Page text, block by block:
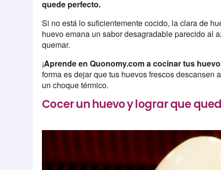
quede perfecto.
Si no está lo suficientemente cocido, la clara de
huevo emana un sabor desagradable parecido al
quemar.
¡Aprende en Quonomy.com a cocinar tus
forma es dejar que tus huevos frescos descansen
un choque térmico.
Cocer un huevo y lograr que